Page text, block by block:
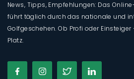
News, Tipps, Empfehlungen: Das
führt täglich durch das nationale und
Golfgeschehen. Ob Profi oder
Platz.